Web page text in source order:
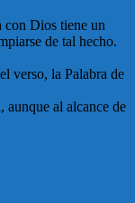
con Dios tiene un
de tal hecho.
verso, la Palabra de
aunque al alcance de